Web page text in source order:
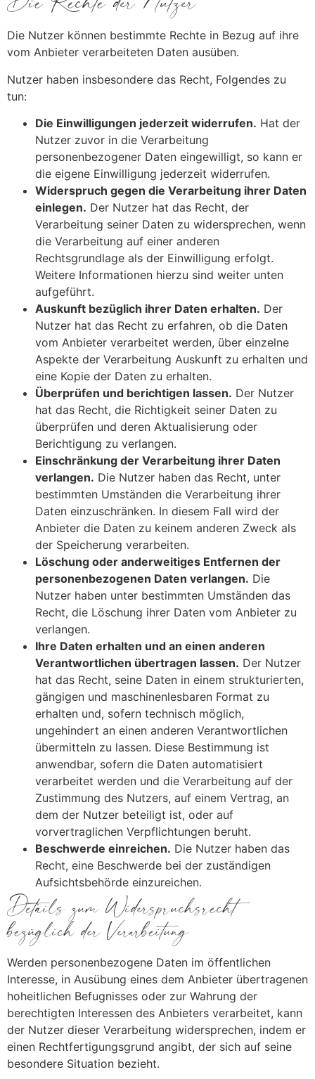
Die Nutzer können bestimmte Rechte in Bezug auf ihre
vom Anbieter verarbeiteten Daten ausüben.
Nutzer haben insbesondere das Recht, Folgendes zu
tun:
Die Einwilligungen jederzeit widerrufen. Hat der
Nutzer zuvor in die Verarbeitung
personenbezogener Daten eingewilligt, so kann er
die eigene Einwilligung jederzeit widerrufen.
Widerspruch gegen die Verarbeitung ihrer Daten
einlegen. Der Nutzer hat das Recht, der
Verarbeitung seiner Daten zu widersprechen, wenn
die Verarbeitung auf einer anderen
Rechtsgrundlage als der Einwilligung erfolgt.
Weitere Informationen hierzu sind weiter unten
aufgeführt.
Auskunft bezüglich ihrer Daten erhalten. Der
Nutzer hat das Recht zu erfahren, ob die Daten
vom Anbieter verarbeitet werden, über einzelne
Aspekte der Verarbeitung Auskunft zu erhalten und
eine Kopie der Daten zu erhalten.
Überprüfen und berichtigen lassen. Der Nutzer
hat das Recht, die Richtigkeit seiner Daten zu
überprüfen und deren Aktualisierung oder
Berichtigung zu verlangen.
Einschränkung der Verarbeitung ihrer Daten
verlangen. Die Nutzer haben das Recht, unter
bestimmten Umständen die Verarbeitung ihrer
Daten einzuschränken. In diesem Fall wird der
Anbieter die Daten zu keinem anderen Zweck als
der Speicherung verarbeiten.
Löschung oder anderweitiges Entfernen der
personenbezogenen Daten verlangen. Die
Nutzer haben unter bestimmten Umständen das
Recht, die Löschung ihrer Daten vom Anbieter zu
verlangen.
Ihre Daten erhalten und an einen anderen
Verantwortlichen übertragen lassen. Der Nutzer
hat das Recht, seine Daten in einem strukturierten,
gängigen und maschinenlesbaren Format zu
erhalten und, sofern technisch möglich,
ungehindert an einen anderen Verantwortlichen
übermitteln zu lassen. Diese Bestimmung ist
anwendbar, sofern die Daten automatisiert
verarbeitet werden und die Verarbeitung auf der
Zustimmung des Nutzers, auf einem Vertrag, an
dem der Nutzer beteiligt ist, oder auf
vorvertraglichen Verpflichtungen beruht.
Beschwerde einreichen. Die Nutzer haben das
Recht, eine Beschwerde bei der zuständigen
Aufsichtsbehörde einzureichen.
Details zum Widerspruchsrecht
bezüglich der Verarbeitung
Werden personenbezogene Daten im öffentlichen
Interesse, in Ausübung eines dem Anbieter übertragenen
hoheitlichen Befugnisses oder zur Wahrung der
berechtigten Interessen des Anbieters verarbeitet, kann
der Nutzer dieser Verarbeitung widersprechen, indem er
einen Rechtfertigungsgrund angibt, der sich auf seine
besondere Situation bezieht.